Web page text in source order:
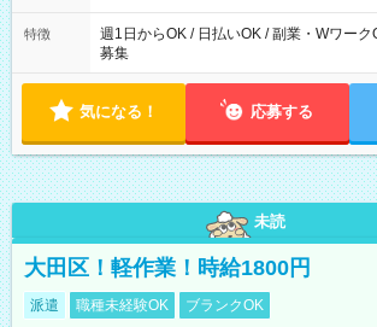
特徴
週1日からOK / 日払いOK / 副業・Wワー
募集
気になる！ 応募する
未読
大田区！軽作業！時給1800円
派遣 職種未経験OK ブランクOK